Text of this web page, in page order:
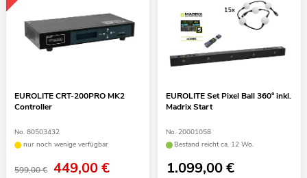
EUROLITE CRT-200PRO MK2
Controller
No. 80503432
nur noch wenige verfügbar
599,00 € 449,00€
EUROLITE Set Pixel Ball 360° inkl.
Madrix Start
No. 20001058
Bestand reicht ca. 12 Wo.
1.099,00€